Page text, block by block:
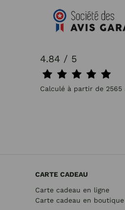
4.84 / 5
Calculé à partir de 2565
31/07/2026
CARTE CADEAU
Carte cadeau en ligne
Carte cadeau en boutique